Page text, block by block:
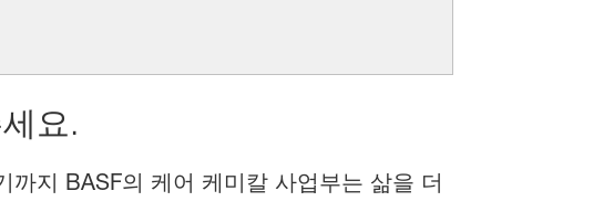
요.
지 BASF의 케어 케미칼 사업부는 삶을 더